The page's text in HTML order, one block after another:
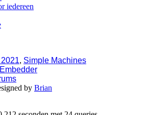
iedereen
, Simple Machines
by Brian